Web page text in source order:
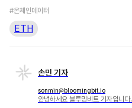
#온체인데이터
ETH
손민 기자
sonmin@bloomingbit.io
안녕하세요 블루밍비트 기자입니다.